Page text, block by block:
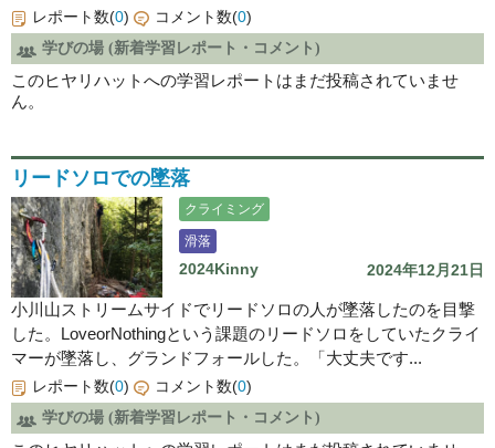
レポート数(0) コメント数(0)
学びの場 (新着学習レポート・コメント)
このヒヤリハットへの学習レポートはまだ投稿されていませ
ん。
リードソロでの墜落
クライミング
滑落
2024Kinny 2024年12月21日
小川山ストリームサイドでリードソロの人が墜落したのを目撃
した。LoveorNothingという課題のリードソロをしていたクライ
マーが墜落し、グランドフォールした。「大丈夫です...
レポート数(0) コメント数(0)
学びの場 (新着学習レポート・コメント)